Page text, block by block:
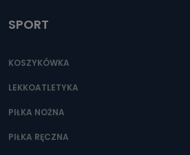
SPORT
KOSZYKÓWKA
LEKKOATLETYKA
PIŁKA NOŻNA
PIŁKA RĘCZNA